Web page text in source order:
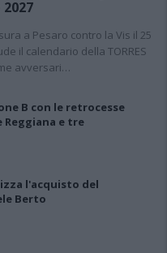
a Pesaro contro la Vis il 25
il calendario della TORRES
avversari…
B con le retrocesse
Reggiana e tre
l'acquisto del
Berto